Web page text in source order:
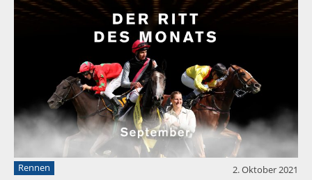
Rennen 2. Oktober 2021